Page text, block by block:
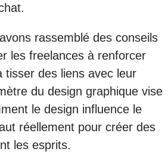
rassemblé des conseils
les freelances à renforcer
tisser des liens avec leur
du design graphique vise
le design influence le
réellement pour créer des
les esprits.